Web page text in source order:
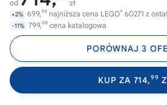
od zł
+2% 699,99 najniższa cena LEGO® 60271 z
-11% 799,99 cena katalogowa
PORÓWNAJ 3
KUP ZA 714,99